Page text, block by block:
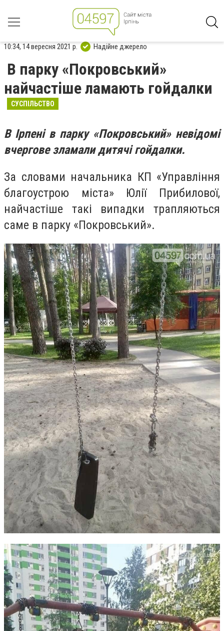
10:34, 14 вересня 2021 р. Надійне джерело
В парку «Покровський»
найчастіше ламають гойдалки
СУСПІЛЬСТВО
В Ірпені в парку «Покровський» невідомі
вчергове зламали дитячі гойдалки.
За словами начальника КП «Управління
благоустрою міста» Юлії Прибилової,
найчастіше такі випадки трапляються
саме в парку «Покровський».